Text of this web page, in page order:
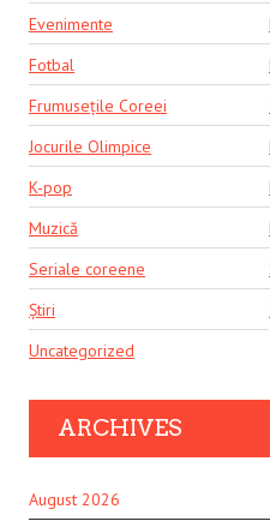
Evenimente
Fotbal
Frumusețile Coreei
Jocurile Olimpice
K-pop
Muzică
Seriale coreene
Știri
Uncategorized
ARCHIVES
August 2026